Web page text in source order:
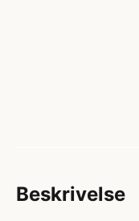
Beskrivelse